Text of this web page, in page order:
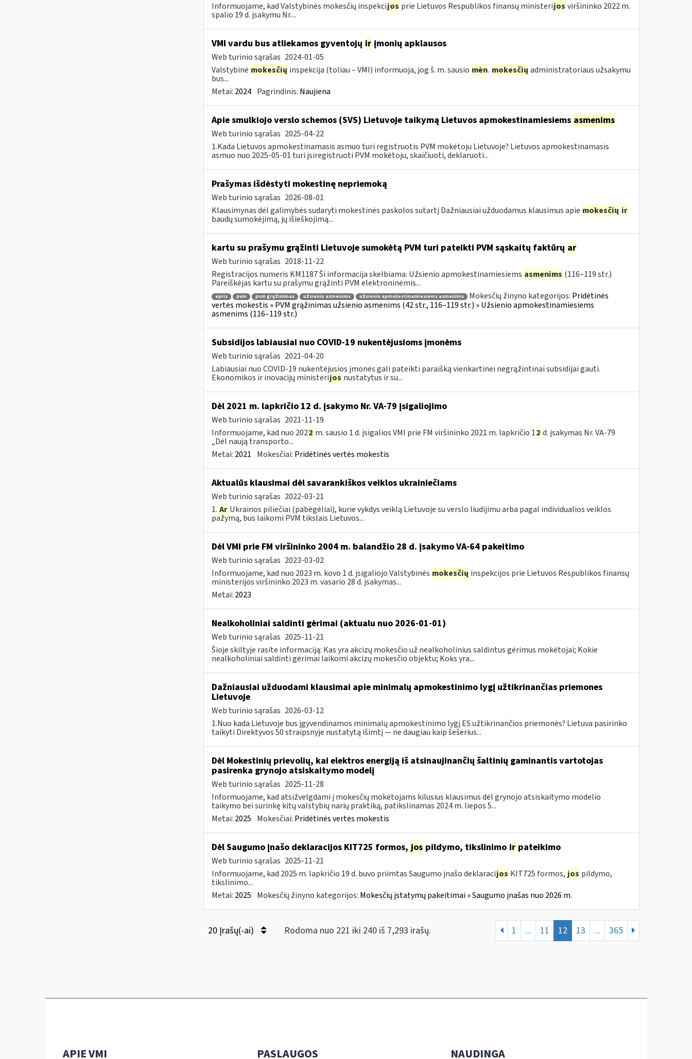
Informuojame, kad Valstybinės mokesčių inspekcijos prie Lietuvos Respublikos finansų ministerijos viršininko 2022 m.
spalio 19 d. įsakymu Nr....
VMI vardu bus atliekamos gyventojų irįmonių apklausos
Web turinio sąrašas 2024-01-05
Valstybinė mokesčių inspekcija (toliau – VMI) informuoja, jog š. m. sausio mėn. mokesčių administratoriaus užsakymu
bus...
Metai: 2024 Pagrindinis: Naujiena
Apie smulkiojo verslo schemos (SVS) Lietuvoje taikymą Lietuvos apmokestinamiesiems asmenims
Web turinio sąrašas 2025-04-22
1.Kada Lietuvos apmokestinamasis asmuo turi registruotis PVM mokėtoju Lietuvoje? Lietuvos apmokestinamasis
asmuo nuo 2025-05-01 turi įsiregistruoti PVM mokėtoju, skaičiuoti, deklaruoti...
Prašymas išdėstyti mokestinę nepriemoką
Web turinio sąrašas 2026-08-01
Klausimynas dėl galimybės sudaryti mokestinės paskolos sutartį Dažniausiai užduodamus klausimus apie mokesčių ir
baudų sumokėjimą, jų išieškojimą...
kartu su prašymu grąžinti Lietuvoje sumokėtą PVM turi pateikti PVM sąskaitų faktūrų ar
Web turinio sąrašas 2018-11-22
Registracijos numeris KM1187 Ši informacija skelbiama: Užsienio apmokestinamiesiems asmenims (116–119 str.)
Pareiškėjas kartu su prašymu grąžinti PVM elektroninėmis...
epris pvm pvm grąžinimas užsienio asmenims užsienio apmokestinamiesiems asmenims Mokesčių žinyno kategorijos: Pridėtinės
vertės mokestis » PVM grąžinimas užsienio asmenims (42 str., 116–119 str.) » Užsienio apmokestinamiesiems
asmenims (116–119 str.)
Subsidijos labiausiai nuo COVID-19 nukentėjusioms įmonėms
Web turinio sąrašas 2021-04-20
Labiausiai nuo COVID-19 nukentėjusios įmonės gali pateikti paraišką vienkartinei negrąžintinai subsidijai gauti.
Ekonomikos ir inovacijų ministerijos nustatytus ir su...
Dėl 2021 m. lapkričio 12 d. įsakymo Nr. VA-79 įsigaliojimo
Web turinio sąrašas 2021-11-19
Informuojame, kad nuo 2022 m. sausio 1 d. įsigalios VMI prie FM viršininko 2021 m. lapkričio 12 d. įsakymas Nr. VA-79
„Dėl naują transporto...
Metai: 2021 Mokesčiai: Pridėtinės vertės mokestis
Aktualūs klausimai dėl savarankiškos veiklos ukrainiečiams
Web turinio sąrašas 2022-03-21
1. Ar Ukrainos piliečiai (pabėgėliai), kurie vykdys veiklą Lietuvoje su verslo liudijimu arba pagal individualios veiklos
pažymą, bus laikomi PVM tikslais Lietuvos...
Dėl VMI prie FM viršininko 2004 m. balandžio 28 d. įsakymo VA-64 pakeitimo
Web turinio sąrašas 2023-03-02
Informuojame, kad nuo 2023 m. kovo 1 d. įsigaliojo Valstybinės mokesčių inspekcijos prie Lietuvos Respublikos finansų
ministerijos viršininko 2023 m. vasario 28 d. įsakymas...
Metai: 2023
Nealkoholiniai saldinti gėrimai (aktualu nuo 2026-01-01)
Web turinio sąrašas 2025-11-21
Šioje skiltyje rasite informaciją: Kas yra akcizų mokesčio už nealkoholinius saldintus gėrimus mokėtojai; Kokie
nealkoholiniai saldinti gėrimai laikomi akcizų mokesčio objektu; Koks yra...
Dažniausiai užduodami klausimai apie minimalų apmokestinimo lygį užtikrinančias priemones
Lietuvoje
Web turinio sąrašas 2026-03-12
1.Nuo kada Lietuvoje bus įgyvendinamos minimalų apmokestinimo lygį ES užtikrinančios priemonės? Lietuva pasirinko
taikyti Direktyvos 50 straipsnyje nustatytą išimtį — ne daugiau kaip šešerius...
Dėl Mokestinių prievolių, kai elektros energiją iš atsinaujinančių šaltinių gaminantis vartotojas
pasirenka grynojo atsiskaitymo modelį
Web turinio sąrašas 2025-11-28
Informuojame, kad atsižvelgdami į mokesčių mokėtojams kilusius klausimus dėl grynojo atsiskaitymo modelio
taikymo bei surinkę kitų valstybių narių praktiką, patikslinamas 2024 m. liepos 5...
Metai: 2025 Mokesčiai: Pridėtinės vertės mokestis
Dėl Saugumo įnašo deklaracijos KIT725 formos, jos pildymo, tikslinimo irpateikimo
Web turinio sąrašas 2025-11-21
Informuojame, kad 2025 m. lapkričio 19 d. buvo priimtas Saugumo įnašo deklaracijos KIT725 formos, jos pildymo,
tikslinimo...
Metai: 2025 Mokesčių žinyno kategorijos: Mokesčių įstatymų pakeitimai » Saugumo įnašas nuo 2026 m.
20 Įrašų(-ai) Rodoma nuo 221 iki 240 iš 7,293 irašų. 1 ... 11 12 13 ... 365
APIE VMI PASLAUGOS NAUDINGA